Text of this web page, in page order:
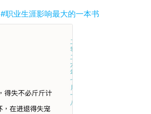
#职业生涯影响最大的一本书